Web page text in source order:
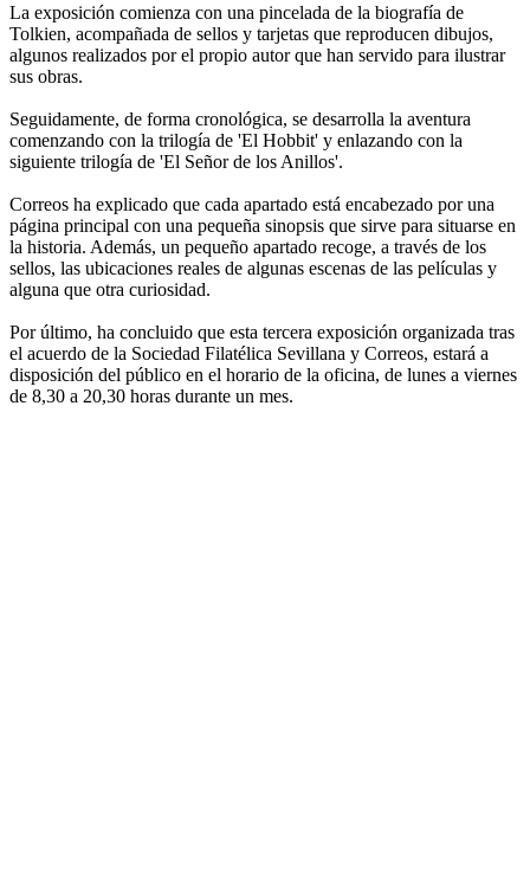
La exposición comienza con una pincelada de la biografía de
Tolkien, acompañada de sellos y tarjetas que reproducen dibujos,
algunos realizados por el propio autor que han servido para ilustrar
sus obras.
Seguidamente, de forma cronológica, se desarrolla la aventura
comenzando con la trilogía de 'El Hobbit' y enlazando con la
siguiente trilogía de 'El Señor de los Anillos'.
Correos ha explicado que cada apartado está encabezado por una
página principal con una pequeña sinopsis que sirve para situarse en
la historia. Además, un pequeño apartado recoge, a través de los
sellos, las ubicaciones reales de algunas escenas de las películas y
alguna que otra curiosidad.
Por último, ha concluido que esta tercera exposición organizada tras
el acuerdo de la Sociedad Filatélica Sevillana y Correos, estará a
disposición del público en el horario de la oficina, de lunes a viernes
de 8,30 a 20,30 horas durante un mes.